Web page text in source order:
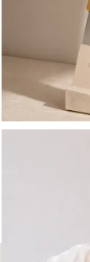
במראה ובאיכות העור